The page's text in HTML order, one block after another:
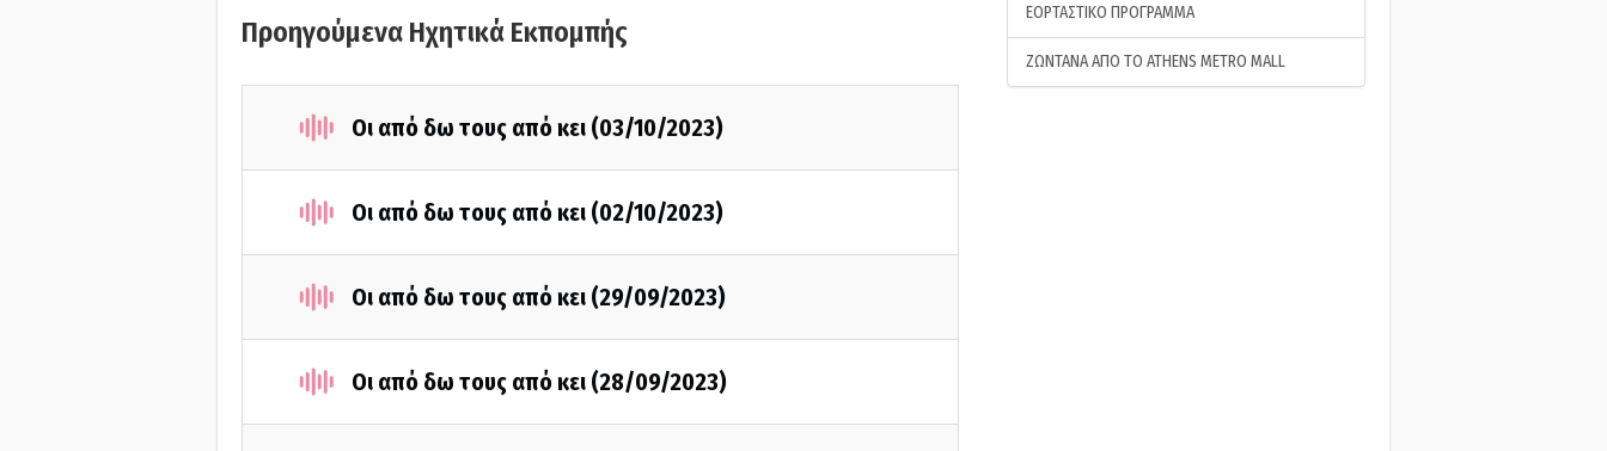
Προηγούμενα Ηχητικά Εκπομπής
Οι από δω τους από κει (03/10/2023)
Οι από δω τους από κει (02/10/2023)
Οι από δω τους από κει (29/09/2023)
Οι από δω τους από κει (28/09/2023)
ΕΟΡΤΑΣΤΙΚΟ ΠΡΟΓΡΑΜΜΑ
ΖΩΝΤΑΝΑ ΑΠΟ ΤΟ ATHENS METRO MALL